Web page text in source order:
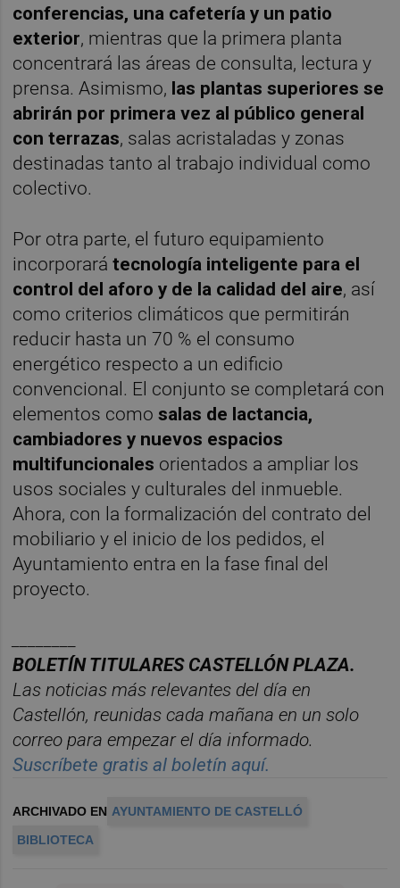
conferencias, una cafetería y un patio
exterior, mientras que la primera planta
concentrará las áreas de consulta, lectura y
prensa. Asimismo, las plantas superiores se
abrirán por primera vez al público general
con terrazas, salas acristaladas y zonas
destinadas tanto al trabajo individual como
colectivo.
Por otra parte, el futuro equipamiento
incorporarátecnología inteligente para el
control del aforo y de la calidad del aire, así
como criterios climáticos que permitirán
reducir hasta un 70 % el consumo
energético respecto a un edificio
convencional. El conjunto se completará con
elementos comosalas de lactancia,
cambiadores y nuevos espacios
multifuncionales orientados a ampliar los
usos sociales y culturales del inmueble.
Ahora, con la formalización del contrato del
mobiliario y el inicio de los pedidos, el
Ayuntamiento entra en la fase final del
proyecto.
BOLETÍNTITULARES CASTELLÓNPLAZA.
Las noticias más relevantes del día en
Castellón, reunidas cada mañana en un solo
correo para empezar el día informado.
Suscríbete gratis alboletín aquí.
ARCHIVADO EN AYUNTAMIENTO DE CASTELLÓ
BIBLIOTECA